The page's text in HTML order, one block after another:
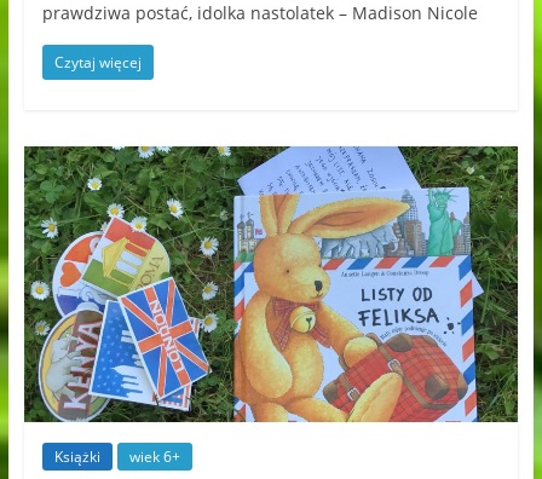
prawdziwa postać, idolka nastolatek – Madison Nicole
Czytaj więcej
Książki wiek 6+